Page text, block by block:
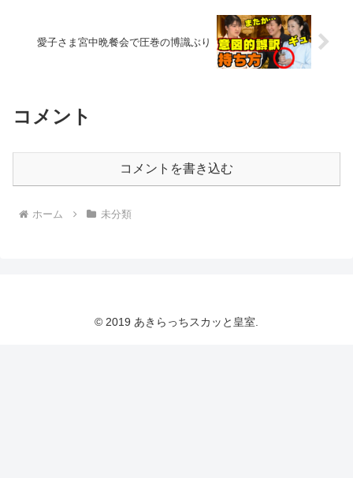
愛子さま宮中晩餐会で圧巻の博識ぶり
コメント
コメントを書き込む
ホーム 未分類
© 2019 あきらっちスカッと皇室.